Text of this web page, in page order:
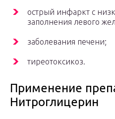
острый инфаркт с
заполнения левого
заболевания печени;
тиреотоксикоз.
Применение
Нитроглицерин